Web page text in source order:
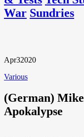
War Sundries
Apr32020
Various
(German)
Apokalypse